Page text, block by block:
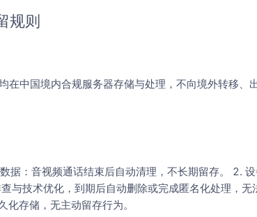
规则
在中国境内合规服务器存储与处理，不向境外转移、
据：音视频通话结束后自动清理，不长期留存。 2.
与技术优化，到期后自动删除或完成匿名化处理，
存储，无主动留存行为。